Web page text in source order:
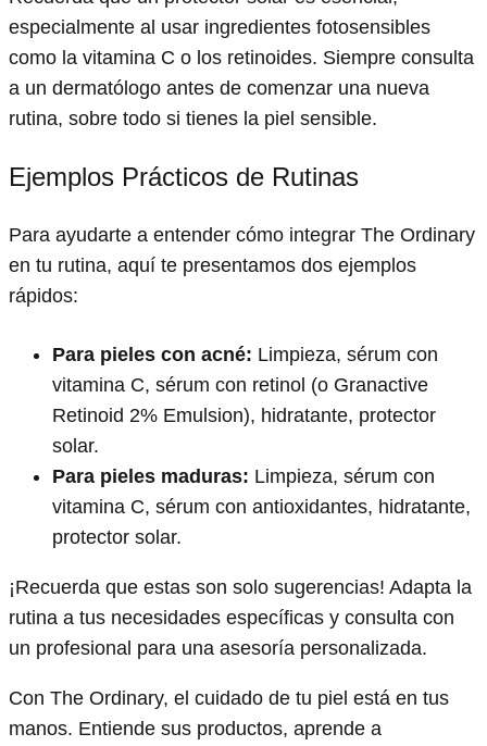
especialmente al usar ingredientes fotosensibles
como la vitamina C o los retinoides. Siempre consulta
a un dermatólogo antes de comenzar una nueva
rutina, sobre todo si tienes la piel sensible.
Ejemplos Prácticos de Rutinas
Para ayudarte a entender cómo integrar The Ordinary
en tu rutina, aquí te presentamos dos ejemplos
rápidos:
Para pieles con acné: Limpieza, sérum con
vitamina C, sérum con retinol (o Granactive
Retinoid 2% Emulsion), hidratante, protector
solar.
Para pieles maduras: Limpieza, sérum con
vitamina C, sérum con antioxidantes, hidratante,
protector solar.
¡Recuerda que estas son solo sugerencias! Adapta la
rutina a tus necesidades específicas y consulta con
un profesional para una asesoría personalizada.
Con The Ordinary, el cuidado de tu piel está en tus
manos. Entiende sus productos, aprende a